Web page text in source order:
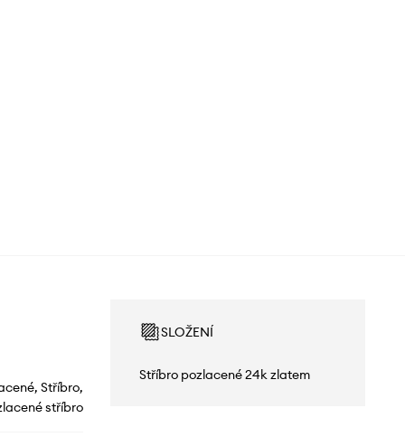
Stříbro,
stříbro
SLOŽENÍ
Stříbro pozlacené 24k zlatem